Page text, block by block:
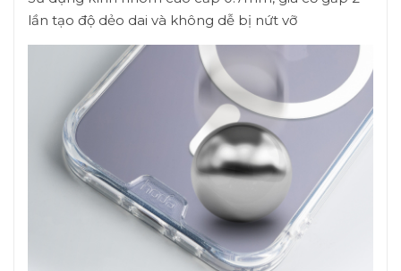
lần tạo độ dẻo dai và không dễ bị nứt vỡ